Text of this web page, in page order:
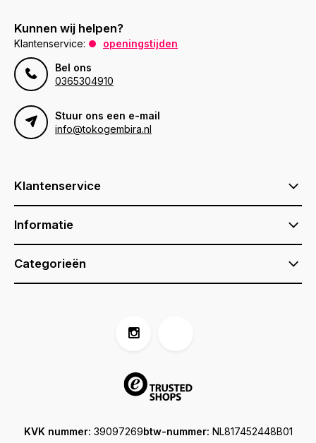
Kunnen wij helpen?
Klantenservice:
openingstijden
Bel ons
0365304910
Stuur ons een e-mail
info@tokogembira.nl
Klantenservice
Informatie
Categorieën
KVK nummer: 39097269btw-nummer: NL817452448B01